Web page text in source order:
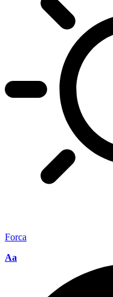
Forca
Aa